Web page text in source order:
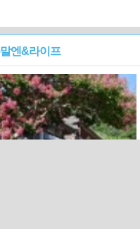
엔&라이프